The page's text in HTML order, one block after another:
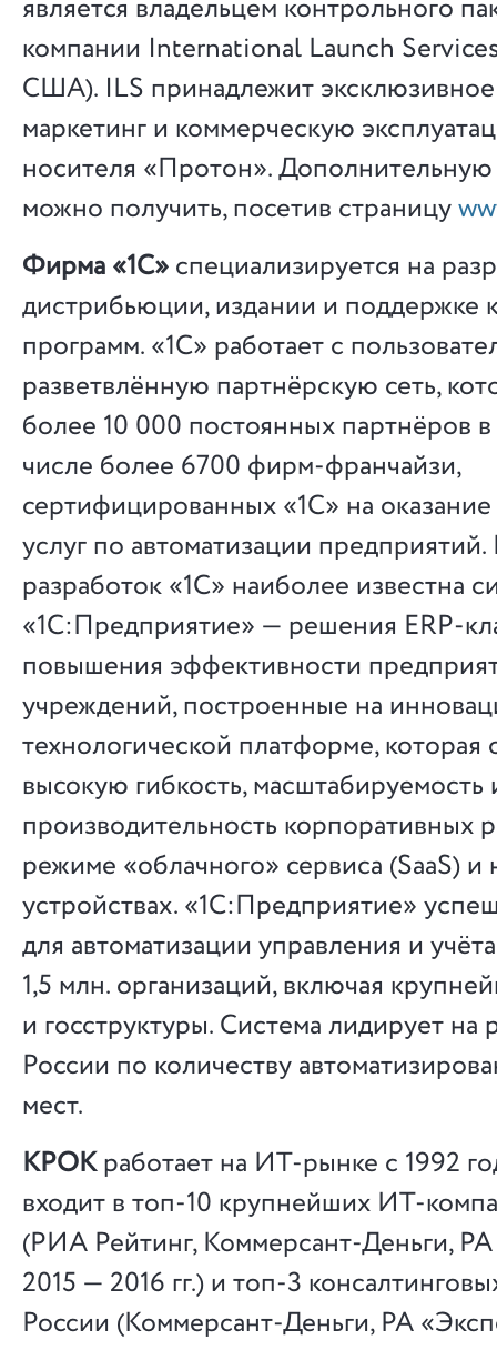
является владельцем контрольного
компании International Launch
США). ILS принадлежит
маркетинг и коммерческую
носителя «Протон».
можно получить, посетив страницу
Фирма «1С»специализируется на
дистрибьюции, издании и поддержке
программ. «1С» работает с
разветвлённую партнёрскую сеть,
более 10 000 постоянных партнёров в
числе более 6700 фирм-франчайзи,
сертифицированных «1С» на
услуг по автоматизации
разработок «1С» наиболее известна
«1С:Предприятие» — решения ERP-
повышения эффективности
учреждений, построенные на
технологической платформе, которая
высокую гибкость, масштабируемость
производительность корпоративных
режиме «облачного» сервиса (SaaS)
устройствах. «1С:Предприятие»
для автоматизации управления и
1,5 млн. организаций, включая
и госструктуры. Система лидирует на
России по количеству
мест.
КРОКработает на ИТ-рынке c 1992
входит в топ-10 крупнейших ИТ-
(РИА Рейтинг, Коммерсант-Деньги,
2015 — 2016 гг.) и топ-3
России (Коммерсант-Деньги, РА